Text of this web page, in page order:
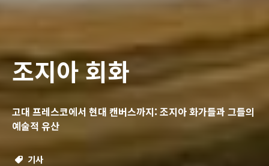
조지아 회화
고대 프레스코에서 현대 캔버스까지: 조지아 화가들과 그들의
예술적 유산
기사